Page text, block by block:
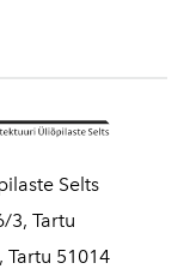
Selts
3, Tartu
Tartu 51014